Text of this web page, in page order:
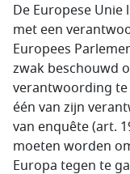
De Europese
met een
Europees
zwak beschouwd
verantwoording
één van zijn
van enquête (art.
moeten worden
Europa tegen te